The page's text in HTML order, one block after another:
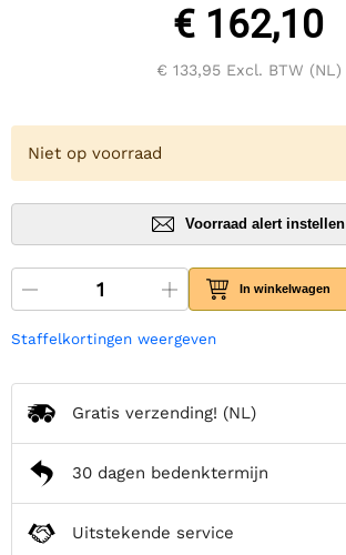
€ 162,10
€ 133,95Excl. BTW (NL)
Niet op voorraad
Voorraad alert instellen
In winkelwagen
Staffelkortingen weergeven
Gratis verzending! (NL)
30 dagen bedenktermijn
Uitstekende service